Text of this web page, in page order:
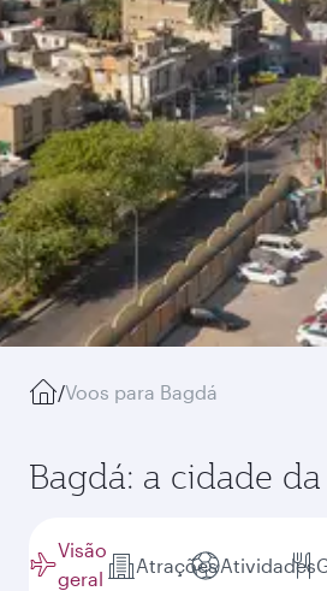
/Voos para Bagdá
Bagdá: a cidade
Visão
geral
AtraçõesAtividades